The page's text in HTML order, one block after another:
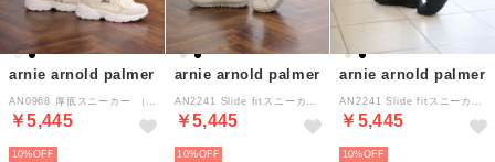
arnie arnold palmer
￥5,445
10%
arnie arnold palmer
￥5,445
10%
arnie arnold palmer
￥5,445
10%